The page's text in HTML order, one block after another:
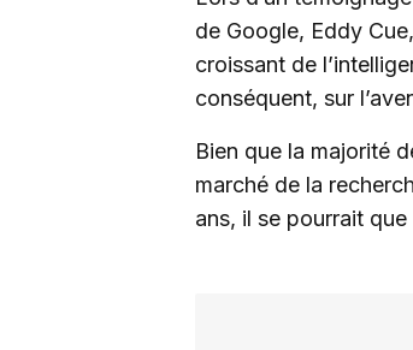
de Google, Eddy
croissant de
conséquent, sur
Bien que la majorité
marché de la
ans, il se pourrait que